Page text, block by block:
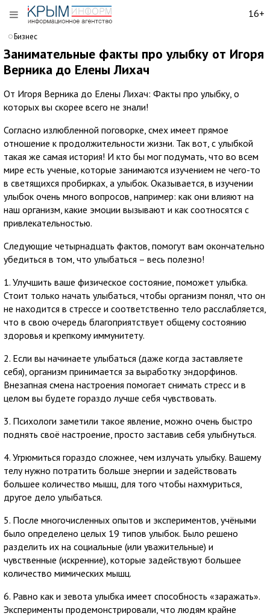
16+
Бизнес
Занимательные факты про улыбку от Игоря
Верника до Елены Лихач
От Игоря Верника до Елены Лихач: Факты про улыбку, о
которых вы скорее всего не знали!
Согласно излюбленной поговорке, смех имеет прямое
отношение к продолжительности жизни. Так вот, с улыбкой
такая же самая история! И кто бы мог подумать, что во всем
мире есть ученые, которые занимаются изучением не чего-то
в светящихся пробирках, а улыбок. Оказывается, в изучении
улыбок очень много вопросов, например: как они влияют на
наш организм, какие эмоции вызывают и как соотносятся с
привлекательностью.
Следующие четырнадцать фактов, помогут вам окончательно
убедиться в том, что улыбаться – весь полезно!
1. Улучшить ваше физическое состояние, поможет улыбка.
Стоит только начать улыбаться, чтобы организм понял, что он
не находится в стрессе и соответственно тело расслабляется,
что в свою очередь благоприятствует общему состоянию
здоровья и крепкому иммунитету.
2. Если вы начинаете улыбаться (даже когда заставляете
себя), организм принимается за выработку эндорфинов.
Внезапная смена настроения помогает снимать стресс и в
целом вы будете гораздо лучше себя чувствовать.
3. Психологи заметили такое явление, можно очень быстро
поднять своё настроение, просто заставив себя улыбнуться.
4. Угрюмиться гораздо сложнее, чем излучать улыбку. Вашему
телу нужно потратить больше энергии и задействовать
большее количество мышц, для того чтобы нахмуриться,
другое дело улыбаться.
5. После многочисленных опытов и экспериментов, учёными
было определено целых 19 типов улыбок. Было решено
разделить их на социальные (или уважительные) и
чувственные (искренние), которые задействуют большее
количество мимических мышц.
6. Равно как и зевота улыбка имеет способность «заражать».
Эксперименты продемонстрировали, что людям крайне